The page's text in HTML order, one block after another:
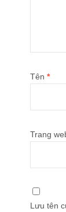
Tên *
Trang
Lưu tên